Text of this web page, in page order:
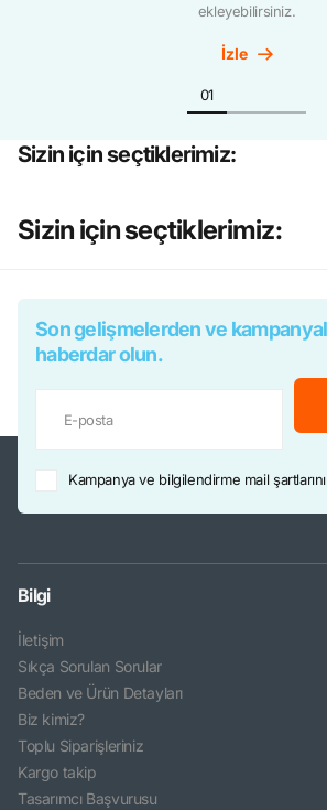
ekleyebilirsiniz.
İzle
Sizin için seçtiklerimiz:
Sizin için seçtiklerimiz:
Son gelişmelerden ve
haberdar olun.
Kampanya ve bilgilendirme mail
Bilgi
İletişim
Sıkça Sorulan Sorular
Beden ve Ürün Detayları
Biz kimiz?
Toplu Siparişleriniz
Kargo takip
Tasarımcı Başvurusu